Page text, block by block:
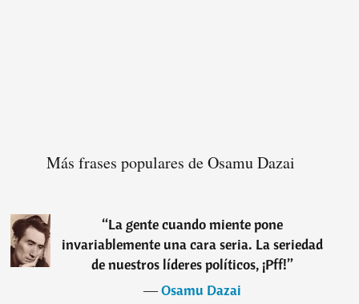
Más frases populares de Osamu Dazai
“La gente cuando miente pone
invariablemente una cara seria. La seriedad
de nuestros líderes políticos, ¡Pff!”
―Osamu Dazai